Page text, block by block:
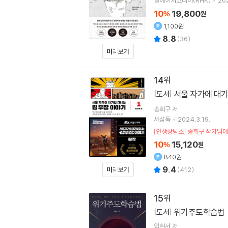
미리보기
10% 19,800원
1,100원
8.8 (36)
14
미리보기
[도서] 서울 자가에 대
송희구저
서삼독
2024.3.19.
[인생상담소] 송희구 작가님
10% 15,120원
840원
9.4 (412)
15
[도서] 위기주도학습법
임현서 저